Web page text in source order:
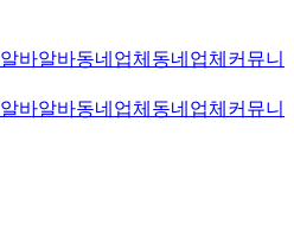
알바알바동네업체 동네업체 커뮤니
알바알바동네업체 동네업체 커뮤니